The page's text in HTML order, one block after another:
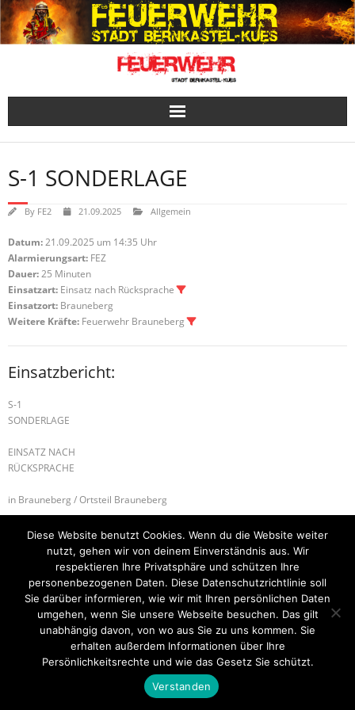
Skip
to
content
S-1 SONDERLAGE
By FE2 21.09.2025 Allgemein
Datum:21.09.2025 um 14:35 Uhr
Alarmierungsart: FEZ
Dauer:25 Minuten
Einsatzart: Einsatz nach Rücksprache
Einsatzort: Brauneberg
Weitere Kräfte: Feuerwehr Brauneberg
Einsatzbericht:
S-1
SONDERLAGE
EINSATZ NACH
RÜCKSPRACHE
in Brauneberg / Ortsteil Brauneberg
B1.02 – BSW B-2 RAUCHWARNMELDER
Startseite Einsätze Mitglied werden Über uns
Bilder
Kontakt
Theme byThink Up Themes Ltd. Powered byWordPress.
Diese Website benutzt Cookies. Wenn du die Website weiter
nutzt, gehen wir von deinem Einverständnis aus. Wir
respektieren Ihre Privatsphäre und schützen Ihre
personenbezogenen Daten. Diese Datenschutzrichtlinie soll
Sie darüber informieren, wie wir mit Ihren persönlichen Daten
umgehen, wenn Sie unsere Webseite besuchen. Das gilt
unabhängig davon, von wo aus Sie zu uns kommen. Sie
erhalten außerdem Informationen über Ihre
Persönlichkeitsrechte und wie das Gesetz Sie schützt.
Verstanden